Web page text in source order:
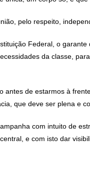
pelo respeito,
Federal, o
da classe,
antes de estarmos à
que deve ser plena e
com intuito de
e com isto dar